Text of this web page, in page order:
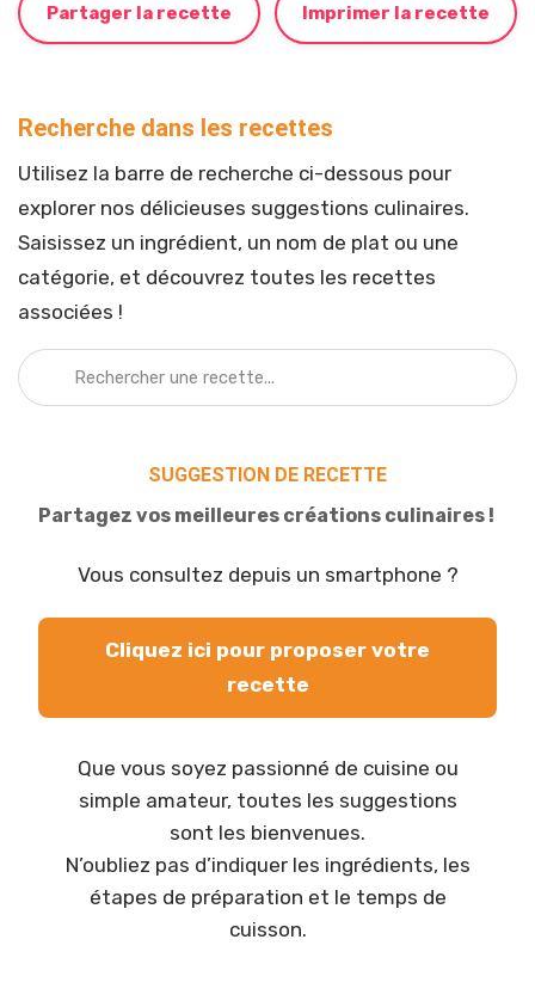
Partager la recette Imprimer la recette
Recherche dans les recettes
Utilisez la barre de recherche ci-dessous pour
explorer nos délicieuses suggestions culinaires.
Saisissez un ingrédient, un nom de plat ou une
catégorie, et découvrez toutes les recettes
associées !
SUGGESTION DE RECETTE
Partagez vos meilleures créations culinaires !
Vous consultez depuis un smartphone ?
Cliquez ici pour proposer votre
recette
Que vous soyez passionné de cuisine ou
simple amateur, toutes les suggestions
sont les bienvenues.
N’oubliez pas d’indiquer les ingrédients, les
étapes de préparation et le temps de
cuisson.